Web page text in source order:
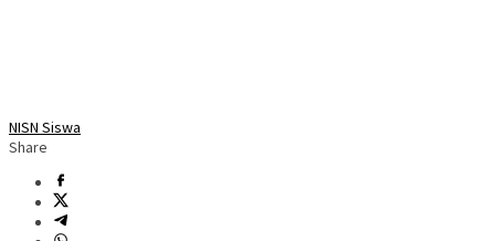
NISN Siswa
Share